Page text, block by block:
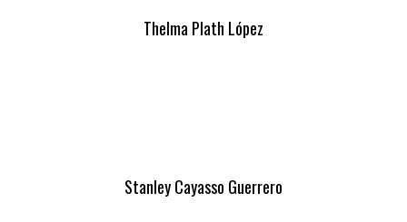
Thelma Plath López
Stanley Cayasso Guerrero